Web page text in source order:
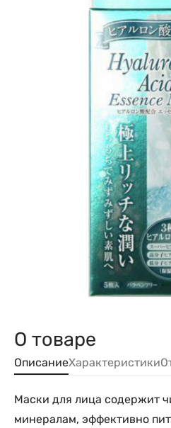
О товаре
ОписаниеХарактеристики
Маски для лица содержит
минералам, эффективно